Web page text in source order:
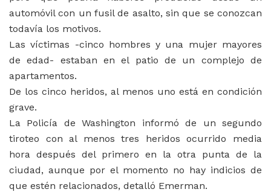
automóvil con un fusil de asalto, sin que se conozcan
todavía los motivos.
Las víctimas -cinco hombres y una mujer mayores
de edad- estaban en el patio de un complejo de
apartamentos.
De los cinco heridos, al menos uno está en condición
grave.
La Policía de Washington informó de un segundo
tiroteo con al menos tres heridos ocurrido media
hora después del primero en la otra punta de la
ciudad, aunque por el momento no hay indicios de
que estén relacionados, detalló Emerman.